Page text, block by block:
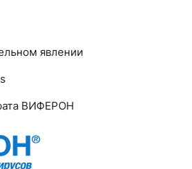
явлении
ВИФЕРОН